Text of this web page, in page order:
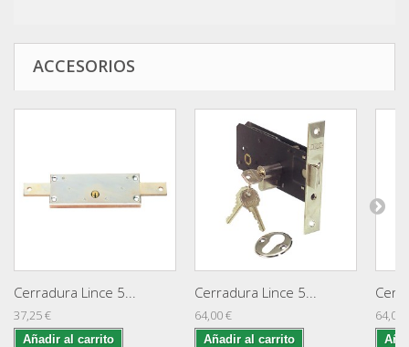
ACCESORIOS
Cerradura Lince 5...
37,25 €
Añadir al carrito
Cerradura Lince 5...
64,00 €
Añadir al carrito
64,00